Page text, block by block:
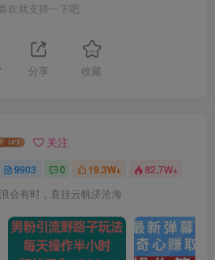
喜欢就支持一下吧
分享 收藏
关注
9903 0 19.3W+ 82.7W+
会有时，直挂云帆济沧海